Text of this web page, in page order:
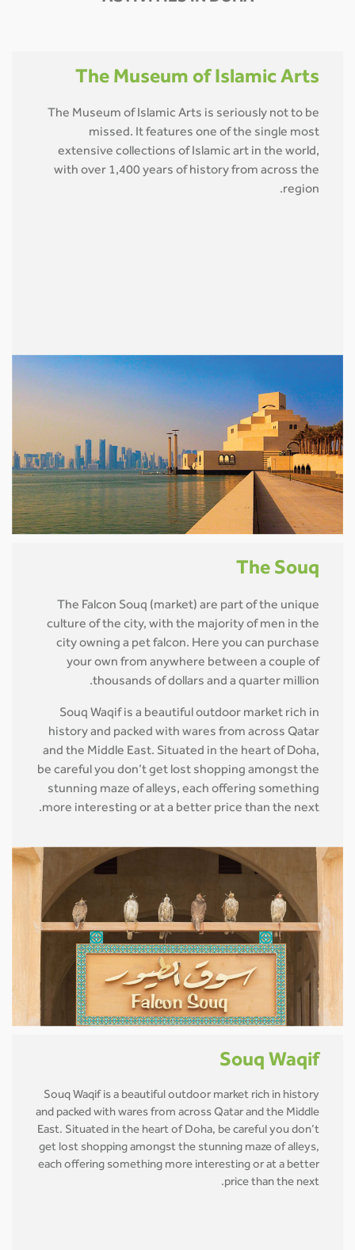
The Museum of Islamic Arts
The Museum of Islamic Arts is seriously not to be
missed. It features one of the single most
extensive collections of Islamic art in the world,
with over 1,400 years of history from across the
region.
The Souq
The Falcon Souq (market) are part of the unique
culture of the city, with the majority of men in the
city owning a pet falcon. Here you can purchase
your own from anywhere between a couple of
thousands of dollars and a quarter million.
Souq Waqif is a beautiful outdoor market rich in
history and packed with wares from across Qatar
and the Middle East. Situated in the heart of Doha,
be careful you don’t get lost shopping amongst the
stunning maze of alleys, each offering something
more interesting or at a better price than the next.
Souq Waqif
Souq Waqif is a beautiful outdoor market rich in history
and packed with wares from across Qatar and the Middle
East. Situated in the heart of Doha, be careful you don’t
get lost shopping amongst the stunning maze of alleys,
each offering something more interesting or at a better
price than the next.